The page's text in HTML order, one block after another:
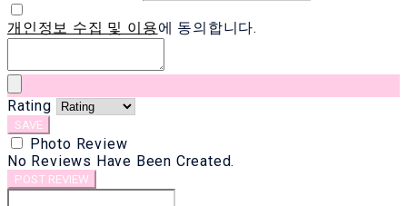
개인정보 수집 및 이용에 동의합니다.
Rating
SAVE
Photo Review
No Reviews Have Been Created.
POST REVIEW